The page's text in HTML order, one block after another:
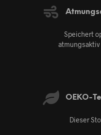
Speichert
OEKO-
Dieser